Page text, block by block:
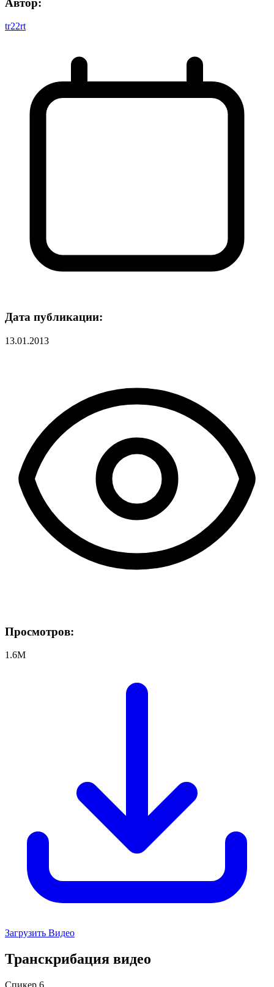
Автор:
tr22rt
Дата публикации:
13.01.2013
Просмотров:
1.6M
Загрузить Видео
Транскрибация видео